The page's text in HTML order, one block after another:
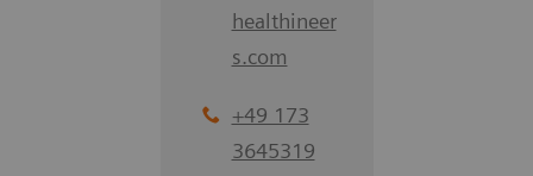
healthineer
s.com
+49 173
3645319